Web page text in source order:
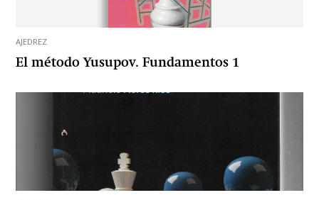
AJEDREZ
El método Yusupov. Fundamentos 1